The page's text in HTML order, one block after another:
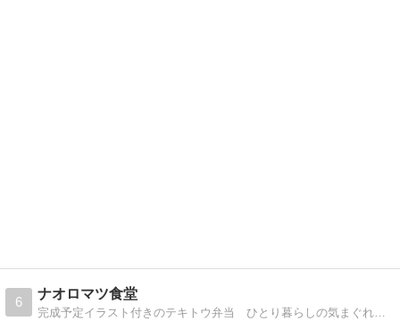
6
ナオロマツ食堂
完成予定イラスト付きのテキトウ弁当 ひとり暮らしの気まぐれ料理やオススメ商品、旅行記など2021年から桜文鳥と共同生活始めました